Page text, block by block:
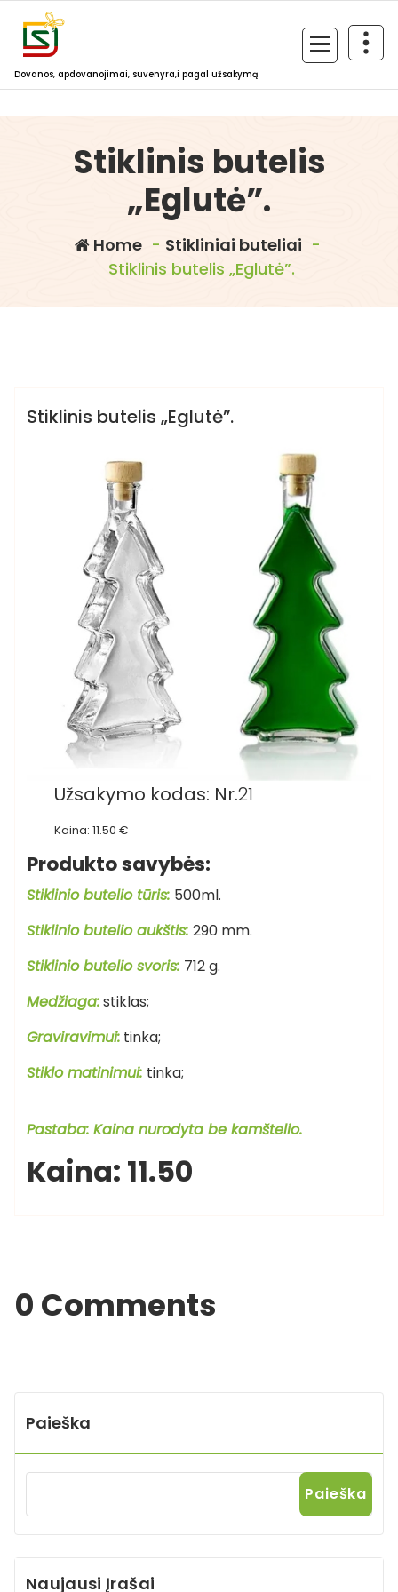
content
Dovanos, apdovanojimai, suvenyra,i pagal užsakymą
Stiklinis butelis
„Eglutė”.
Home - Stikliniai buteliai -
Stiklinis butelis „Eglutė”.
Stikliniai buteliai
Stiklinis butelis „Eglutė”.
Užsakymo kodas: Nr.21
Kaina: 11.50 €
Produkto savybės:
Stiklinio butelio tūris: 500ml.
Stiklinio butelio aukštis: 290 mm.
Stiklinio butelio svoris: 712g.
Medžiaga:stiklas;
Graviravimui: tinka;
Stiklo matinimui: tinka;
Pastaba: Kaina nurodyta be kamštelio.
Kaina: 11.50
0 Comments
Paieška
Paieška
Naujausi Įrašai